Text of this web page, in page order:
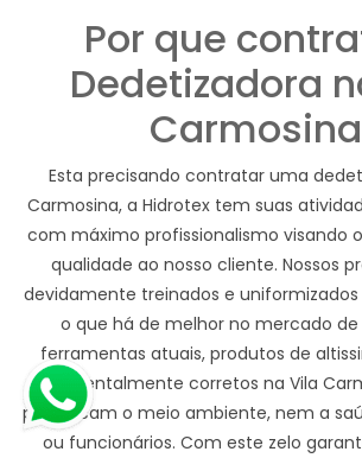
Por que
Dedetizadora
Esta precisando contratar uma
Carmosina, a Hidrotex tem suas
com máximo profissionalismo visando
qualidade ao nosso cliente. Nossos
devidamente treinados e
o que há de melhor no mercado
ferramentas atuais, produtos de
ambientalmente corretos na Vila
prejudicam o meio ambiente, nem a
ou funcionários. Com este zelo